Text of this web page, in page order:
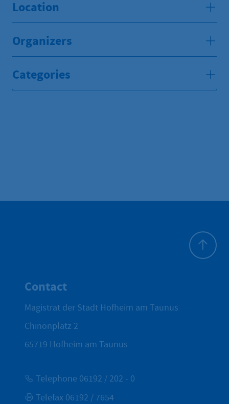
Location
Organizers
Categories
Contact
Magistrat der Stadt Hofheim am Taunus
Chinonplatz 2
65719 Hofheim am Taunus
Telephone 06192 / 202 - 0
Telefax 06192 / 7654